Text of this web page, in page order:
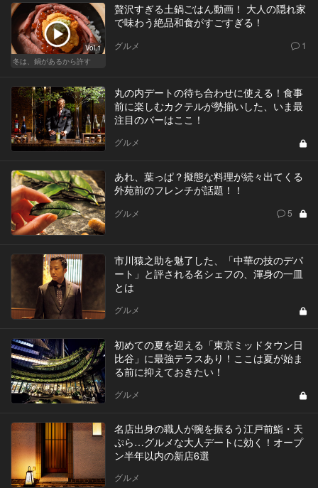
Vol.1
冬は、鍋があるから許す
贅沢すぎる土鍋ごはん動画！ 大人の隠れ家
で味わう絶品和食がすごすぎる！
グルメ 1
丸の内デートの待ち合わせに使える！食事
前に楽しむカクテルが勢揃いした、いま最
注目のバーはここ！
グルメ
あれ、葉っぱ？擬態な料理が続々出てくる
外苑前のフレンチが話題！！
グルメ 5
市川猿之助を魅了した、「中華の技のデパ
ート」と評される名シェフの、渾身の一皿
とは
グルメ
初めての夏を迎える「東京ミッドタウン日
比谷」に最強テラスあり！ここは夏が始ま
る前に抑えておきたい！
グルメ
名店出身の職人が腕を振るう江戸前鮨・天
ぷら…グルメな大人デートに効く！オープ
ン半年以内の新店6選
グルメ